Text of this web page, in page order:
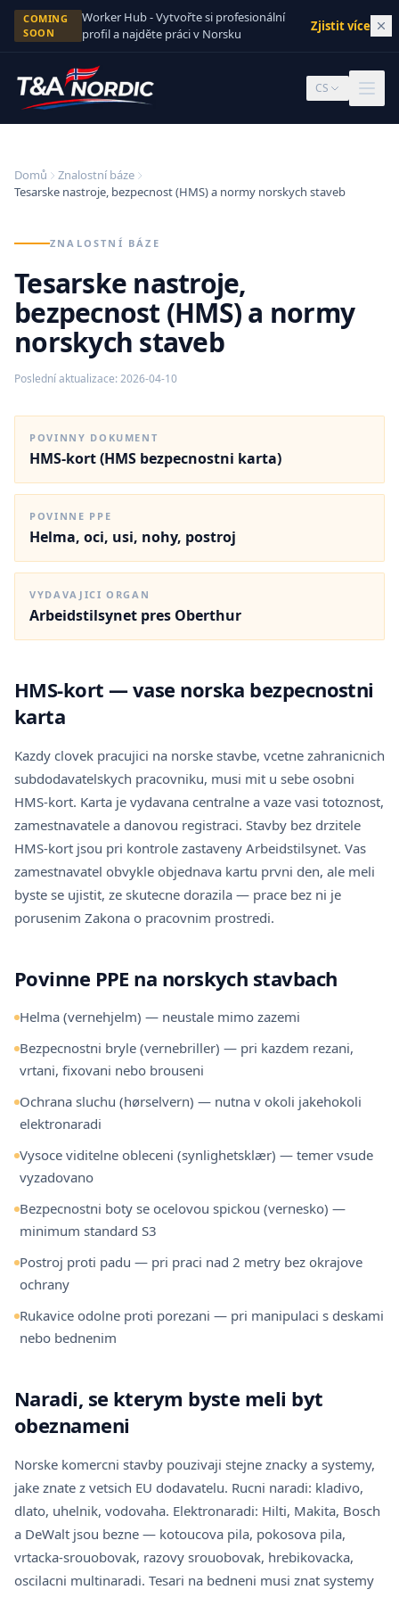
Skip to content
COMING
SOON
Worker Hub - Vytvořte si profesionální
profil a najděte práci v Norsku
Zjistit více →
CS
Domů
Znalostní báze
Tesarske nastroje, bezpecnost (HMS) a normy norskych staveb
ZNALOSTNÍ BÁZE
Tesarske nastroje,
bezpecnost (HMS) a normy
norskych staveb
Poslední aktualizace:2026-04-10
POVINNY DOKUMENT
HMS-kort (HMS bezpecnostni karta)
POVINNE PPE
Helma, oci, usi, nohy, postroj
VYDAVAJICI ORGAN
Arbeidstilsynet pres Oberthur
HMS-kort — vase norska bezpecnostni
karta
Kazdy clovek pracujici na norske stavbe, vcetne zahranicnich
subdodavatelskych pracovniku, musi mit u sebe osobni
HMS-kort. Karta je vydavana centralne a vaze vasi totoznost,
zamestnavatele a danovou registraci. Stavby bez drzitele
HMS-kort jsou pri kontrole zastaveny Arbeidstilsynet. Vas
zamestnavatel obvykle objednava kartu prvni den, ale meli
byste se ujistit, ze skutecne dorazila — prace bez ni je
porusenim Zakona o pracovnim prostredi.
Povinne PPE na norskych stavbach
Helma (vernehjelm) — neustale mimo zazemi
Bezpecnostni bryle (vernebriller) — pri kazdem rezani,
vrtani, fixovani nebo brouseni
Ochrana sluchu (hørselvern) — nutna v okoli jakehokoli
elektronaradi
Vysoce viditelne obleceni (synlighetsklær) — temer vsude
vyzadovano
Bezpecnostni boty se ocelovou spickou (vernesko) —
minimum standard S3
Postroj proti padu — pri praci nad 2 metry bez okrajove
ochrany
Rukavice odolne proti porezani — pri manipulaci s deskami
nebo bednenim
Naradi, se kterym byste meli byt
obeznameni
Norske komercni stavby pouzivaji stejne znacky a systemy,
jake znate z vetsich EU dodavatelu. Rucni naradi: kladivo,
dlato, uhelnik, vodovaha. Elektronaradi: Hilti, Makita, Bosch
a DeWalt jsou bezne — kotoucova pila, pokosova pila,
vrtacka-srouobovak, razovy srouobovak, hrebikovacka,
oscilacni multinaradi. Tesari na bedneni musi znat systemy